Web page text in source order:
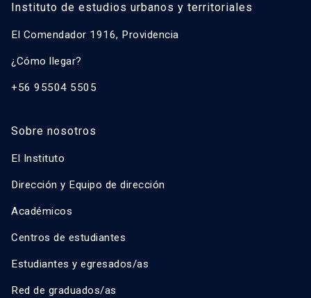
Instituto de estudios urbanos y territoriales
El Comendador 1916, Providencia
¿Cómo llegar?
+56 95504 5505
Sobre nosotros
El Instituto
Dirección y Equipo de dirección
Académicos
Centros de estudiantes
Estudiantes y egresados/as
Red de graduados/as